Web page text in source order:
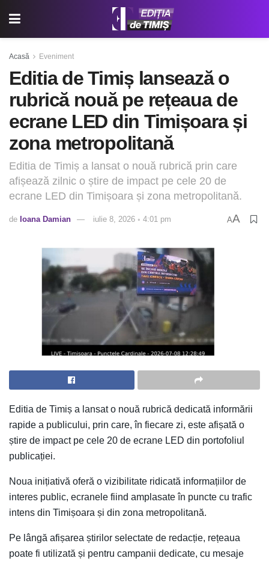
Acasă Eveniment
Editia de Timiș lansează o
rubrică nouă pe rețeaua de
ecrane LED din Timișoara și
zona metropolitană
Editia de Timiș a lansat o nouă rubrică prin care
afișează zilnic o știre de impact pe cele 20 de
ecrane LED din Timișoara și zona metropolitană.
de Ioana Damian iulie 8, 2026 ◦ 4:01 pm AA
Editia de Timiș a lansat o nouă rubrică dedicată informării
rapide a publicului, prin care, în fiecare zi, este afișată o
știre de impact pe cele 20 de ecrane LED din portofoliul
publicației.
Noua inițiativă oferă o vizibilitate ridicată informațiilor de
interes public, ecranele fiind amplasate în puncte cu trafic
intens din Timișoara și din zona metropolitană.
Pe lângă afișarea știrilor selectate de redacție, rețeaua
poate fi utilizată și pentru campanii dedicate, cu mesaje